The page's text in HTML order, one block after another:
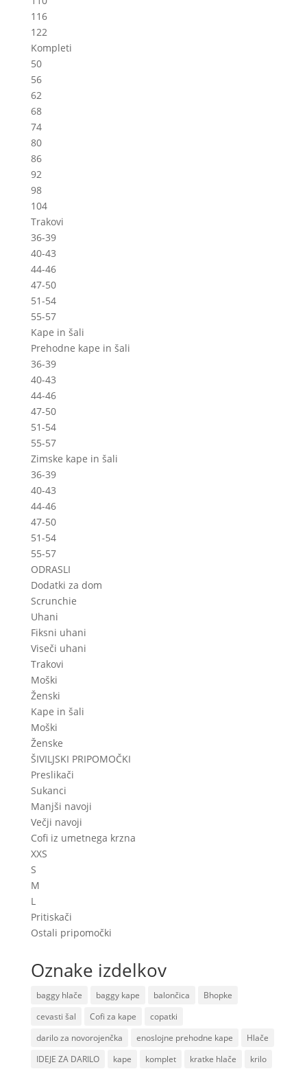
116
122
Kompleti
50
56
62
68
74
80
86
92
98
104
Trakovi
36-39
40-43
44-46
47-50
51-54
55-57
Kape in šali
Prehodne kape in šali
36-39
40-43
44-46
47-50
51-54
55-57
Zimske kape in šali
36-39
40-43
44-46
47-50
51-54
55-57
ODRASLI
Dodatki za dom
Scrunchie
Uhani
Fiksni uhani
Viseči uhani
Trakovi
Moški
Ženski
Kape in šali
Moški
Ženske
ŠIVILJSKI PRIPOMOČKI
Preslikači
Sukanci
Manjši navoji
Večji navoji
Cofi iz umetnega krzna
XXS
S
M
L
Pritiskači
Ostali pripomočki
Oznake izdelkov
baggy hlače baggy kape balončica
Bhopke
cevasti šal
Cofi za kape
copatki
darilo za novorojenčka
enoslojne prehodne kape
Hlače
IDEJE ZA DARILO
kape komplet kratke hlače
krilo